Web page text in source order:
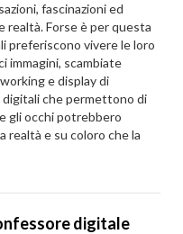
fascinazioni ed
realtà. Forse è per questa
preferiscono vivere le loro
immagini, scambiate
e display di
digitali che permettono di
gli occhi potrebbero
realtà e su coloro che la
digitale